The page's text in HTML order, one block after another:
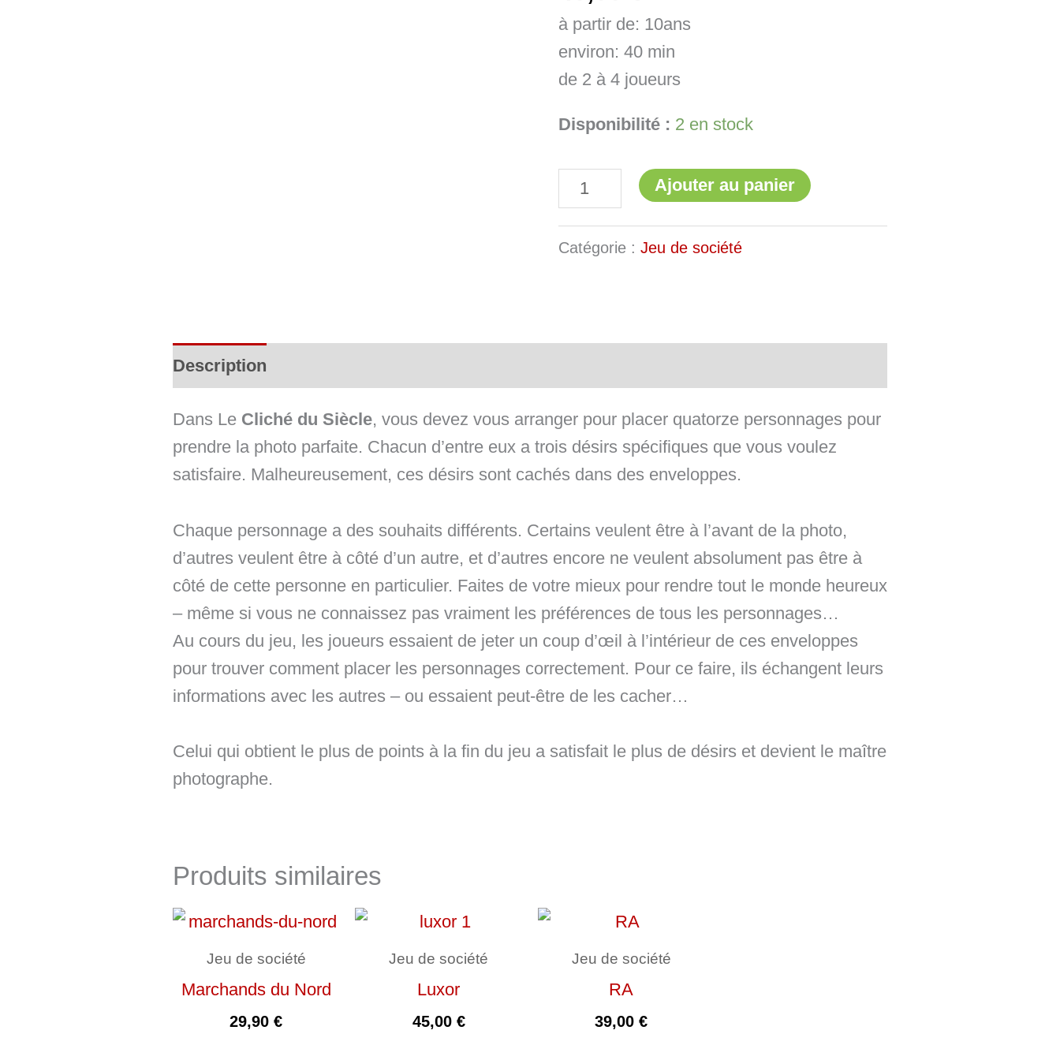
à partir de: 10ans
environ: 40 min
de 2 à 4 joueurs
Disponibilité : 2 en stock
du
Siècle
Ajouter au panier
Catégorie :Jeu de société
Description
Dans Le Cliché du Siècle, vous devez vous arranger pour placer quatorze personnages pour
prendre la photo parfaite. Chacun d’entre eux a trois désirs spécifiques que vous voulez
satisfaire. Malheureusement, ces désirs sont cachés dans des enveloppes.
Chaque personnage a des souhaits différents. Certains veulent être à l’avant de la photo,
d’autres veulent être à côté d’un autre, et d’autres encore ne veulent absolument pas être à
côté de cette personne en particulier. Faites de votre mieux pour rendre tout le monde heureux
– même si vous ne connaissez pas vraiment les préférences de tous les personnages…
Au cours du jeu, les joueurs essaient de jeter un coup d’œil à l’intérieur de ces enveloppes
pour trouver comment placer les personnages correctement. Pour ce faire, ils échangent leurs
informations avec les autres – ou essaient peut-être de les cacher…
Celui qui obtient le plus de points à la fin du jeu a satisfait le plus de désirs et devient le maître
photographe.
Produits similaires
Jeu de société
Marchands du Nord
29,90€
Jeu de société
Luxor
45,00 €
Jeu de société
RA
39,00€